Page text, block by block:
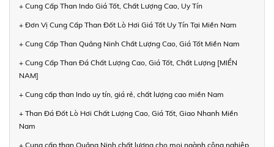
+ Cung Cấp Than Indo Giá Tốt, Chất Lượng Cao, Uy Tín
+ Đơn Vị Cung Cấp Than Đốt Lò Hơi Giá Tốt Uy Tín Tại Miền Nam
+ Cung Cấp Than Quảng Ninh Chất Lượng Cao, Giá Tốt Miền Nam
+ Cung Cấp Than Đá Chất Lượng Cao, Giá Tốt, Chất Lượng [MIỀN
NAM]
+ Cung cấp than Indo uy tín, giá rẻ, chất lượng cao miền Nam
+ Than Đá Đốt Lò Hơi Chất Lượng Cao, Giá Tốt, Giao Nhanh Miền
Nam
+ Cung cấp than Quảng Ninh chất lượng cho mọi ngành công nghiệp